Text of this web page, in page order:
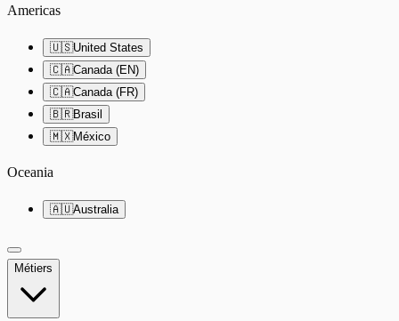
Americas
🇺🇸United States
🇨🇦Canada (EN)
🇨🇦Canada (FR)
🇧🇷Brasil
🇲🇽México
Oceania
🇦🇺Australia
Métiers